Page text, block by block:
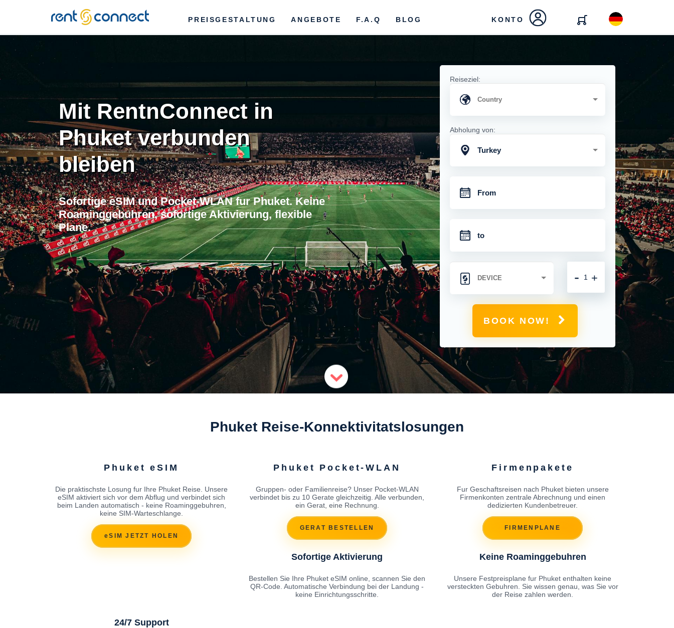
RENT'N
CONNECT
PREISGESTALTUNG ANGEBOTE F.A.Q BLOG KONTO
Mit RentnConnect in
Phuket verbunden
bleiben
Sofortige eSIM und Pocket-WLAN fur Phuket. Keine
Roaminggebuhren, sofortige Aktivierung, flexible
Plane.
Reiseziel:
Abholung von:
Turkey
+
-
BOOK NOW!
Phuket Reise-Konnektivitatslosungen
Phuket eSIM
Die praktischste Losung fur Ihre Phuket Reise. Unsere
eSIM aktiviert sich vor dem Abflug und verbindet sich
beim Landen automatisch - keine Roaminggebuhren,
keine SIM-Warteschlange.
eSIM JETZT HOLEN
Phuket Pocket-WLAN
Gruppen- oder Familienreise? Unser Pocket-WLAN
verbindet bis zu 10 Gerate gleichzeitig. Alle verbunden,
ein Gerat, eine Rechnung.
GERAT BESTELLEN
Firmenpakete
Fur Geschaftsreisen nach Phuket bieten unsere
Firmenkonten zentrale Abrechnung und einen
dedizierten Kundenbetreuer.
FIRMENPLANE
Sofortige Aktivierung
Bestellen Sie Ihre Phuket eSIM online, scannen Sie den
QR-Code. Automatische Verbindung bei der Landung -
keine Einrichtungsschritte.
Keine Roaminggebuhren
Unsere Festpreisplane fur Phuket enthalten keine
versteckten Gebuhren. Sie wissen genau, was Sie vor
der Reise zahlen werden.
24/7 Support